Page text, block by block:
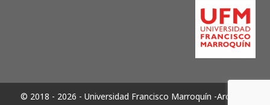
© 2018 - 2026 - Universidad Francisco Marroquín -Archivos